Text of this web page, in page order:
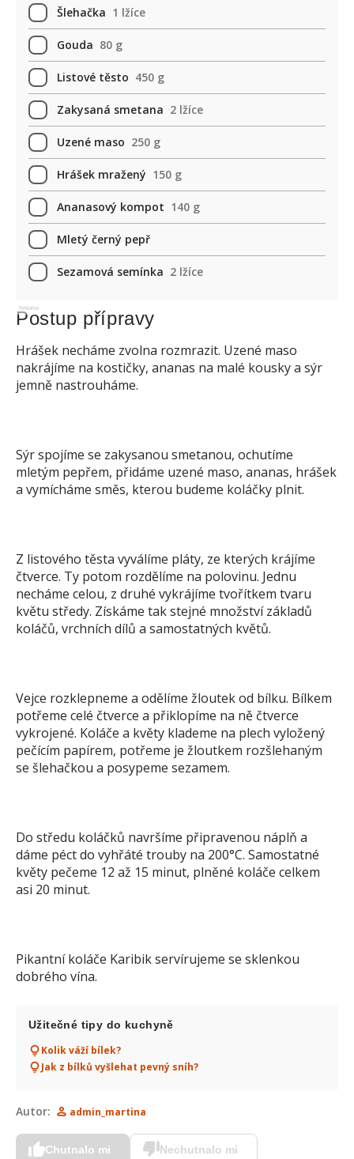
Šlehačka 1 lžíce
Gouda 80 g
Listové těsto 450 g
Zakysaná smetana 2 lžíce
Uzené maso 250 g
Hrášek mražený 150 g
Ananasový kompot 140 g
Mletý černý pepř
Sezamová semínka 2 lžíce
Reklama
Postup přípravy
Hrášek necháme zvolna rozmrazit. Uzené maso
nakrájíme na kostičky, ananas na malé kousky a sýr
jemně nastrouháme.
Sýr spojíme se zakysanou smetanou, ochutíme
mletým pepřem, přidáme uzené maso, ananas, hrášek
a vymícháme směs, kterou budeme koláčky plnit.
Z listového těsta vyválíme pláty, ze kterých krájíme
čtverce. Ty potom rozdělíme na polovinu. Jednu
necháme celou, z druhé vykrájíme tvořítkem tvaru
květu středy. Získáme tak stejné množství základů
koláčů, vrchních dílů a samostatných květů.
Vejce rozklepneme a odělíme žloutek od bílku. Bílkem
potřeme celé čtverce a přiklopíme na ně čtverce
vykrojené. Koláče a květy klademe na plech vyložený
pečícím papírem, potřeme je žloutkem rozšlehaným
se šlehačkou a posypeme sezamem.
Do středu koláčků navršíme připravenou náplň a
dáme péct do vyhřáté trouby na 200°C. Samostatné
květy pečeme 12 až 15 minut, plněné koláče celkem
asi 20 minut.
Pikantní koláče Karibik servírujeme se sklenkou
dobrého vína.
Užitečné tipy do kuchyně
Kolik váží bílek?
Jak z bílků vyšlehat pevný sníh?
Autor: admin_martina
Chutnalo mi Nechutnalo mi